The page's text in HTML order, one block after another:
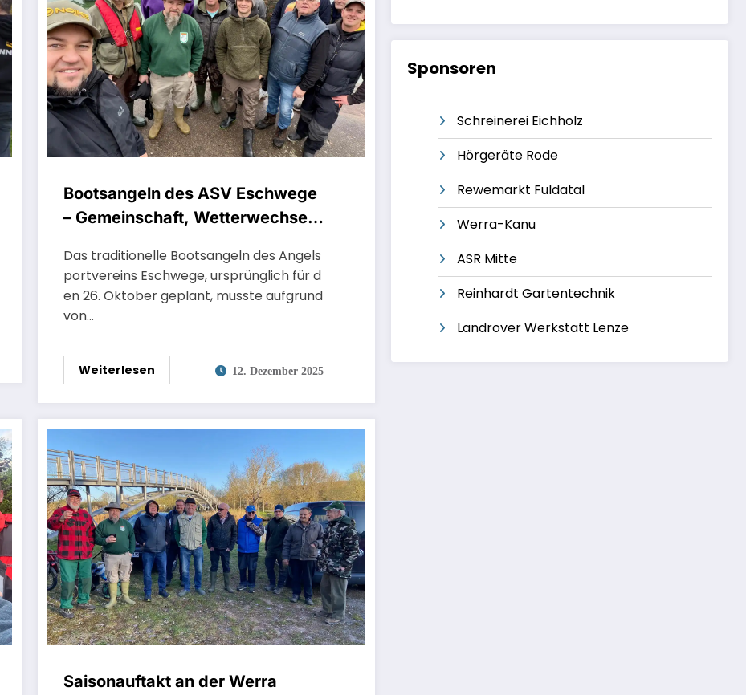
Bootsangeln des ASV Eschwege
– Gemeinschaft, Wetterwechsel
Das traditionelle Bootsangeln des Angels
portvereins Eschwege, ursprünglich für d
en 26. Oktober geplant, musste aufgrund
von…
Weiterlesen 12. Dezember 2025
Saisonauftakt an der Werra
Sponsoren
Schreinerei Eichholz
Hörgeräte Rode
Rewemarkt Fuldatal
Werra-Kanu
ASR Mitte
Reinhardt Gartentechnik
Landrover Werkstatt Lenze